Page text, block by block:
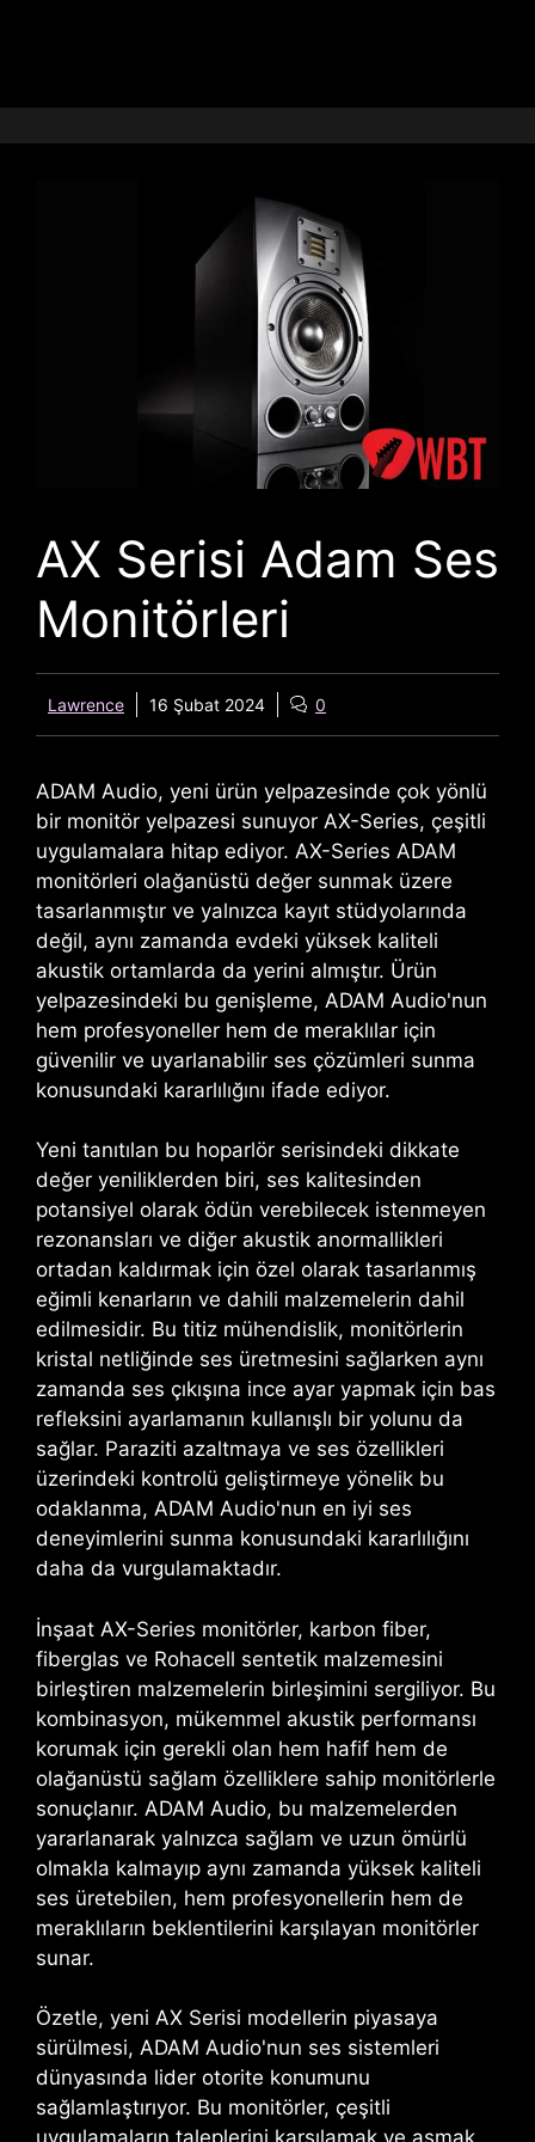
AX Serisi Adam Ses
Monitörleri
Lawrence 16 Şubat 2024 0
ADAM Audio, yeni ürün yelpazesinde çok yönlü
bir monitör yelpazesi sunuyor AX-Series, çeşitli
uygulamalara hitap ediyor. AX-Series ADAM
monitörleri olağanüstü değer sunmak üzere
tasarlanmıştır ve yalnızca kayıt stüdyolarında
değil, aynı zamanda evdeki yüksek kaliteli
akustik ortamlarda da yerini almıştır. Ürün
yelpazesindeki bu genişleme, ADAM Audio'nun
hem profesyoneller hem de meraklılar için
güvenilir ve uyarlanabilir ses çözümleri sunma
konusundaki kararlılığını ifade ediyor.
Yeni tanıtılan bu hoparlör serisindeki dikkate
değer yeniliklerden biri, ses kalitesinden
potansiyel olarak ödün verebilecek istenmeyen
rezonansları ve diğer akustik anormallikleri
ortadan kaldırmak için özel olarak tasarlanmış
eğimli kenarların ve dahili malzemelerin dahil
edilmesidir. Bu titiz mühendislik, monitörlerin
kristal netliğinde ses üretmesini sağlarken aynı
zamanda ses çıkışına ince ayar yapmak için bas
refleksini ayarlamanın kullanışlı bir yolunu da
sağlar. Paraziti azaltmaya ve ses özellikleri
üzerindeki kontrolü geliştirmeye yönelik bu
odaklanma, ADAM Audio'nun en iyi ses
deneyimlerini sunma konusundaki kararlılığını
daha da vurgulamaktadır.
İnşaat AX-Series monitörler, karbon fiber,
fiberglas ve Rohacell sentetik malzemesini
birleştiren malzemelerin birleşimini sergiliyor. Bu
kombinasyon, mükemmel akustik performansı
korumak için gerekli olan hem hafif hem de
olağanüstü sağlam özelliklere sahip monitörlerle
sonuçlanır. ADAM Audio, bu malzemelerden
yararlanarak yalnızca sağlam ve uzun ömürlü
olmakla kalmayıp aynı zamanda yüksek kaliteli
ses üretebilen, hem profesyonellerin hem de
meraklıların beklentilerini karşılayan monitörler
sunar.
Özetle, yeni AX Serisi modellerin piyasaya
sürülmesi, ADAM Audio'nun ses sistemleri
dünyasında lider otorite konumunu
sağlamlaştırıyor. Bu monitörler, çeşitli